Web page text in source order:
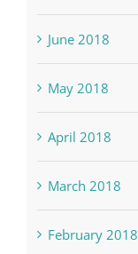
June 2018
May 2018
April 2018
March 2018
February 2018